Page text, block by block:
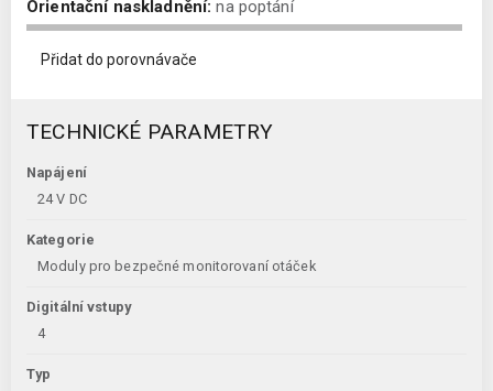
Orientační naskladnění: na poptání
Přidat do porovnávače
TECHNICKÉ PARAMETRY
Napájení
24 V DC
Kategorie
Moduly pro bezpečné monitorovaní otáček
Digitální vstupy
4
Typ